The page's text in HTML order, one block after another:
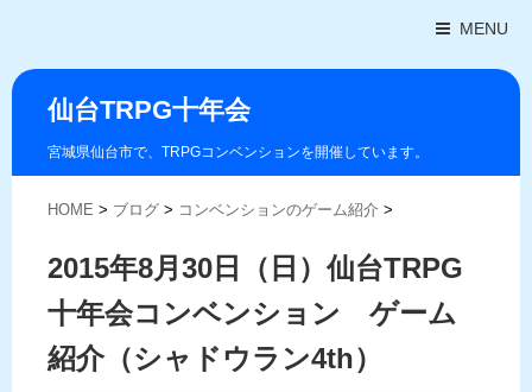
MENU
仙台TRPG十年会
宮城県仙台市で、TRPGコンベンションを開催しています。
HOME > ブログ > コンベンションのゲーム紹介 >
2015年8月30日（日）仙台TRPG
十年会コンベンション ゲーム
紹介（シャドウラン4th）